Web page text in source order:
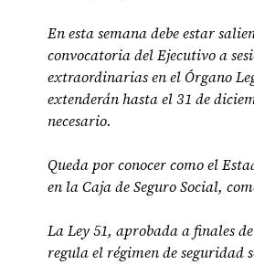
En esta semana debe estar
convocatoria del Ejecutivo a
extraordinarias en el Órgano
extenderán hasta el 31 de
necesario.
Queda por conocer como el
en la Caja de Seguro Social,
La Ley 51, aprobada a finales
regula el régimen de seguridad